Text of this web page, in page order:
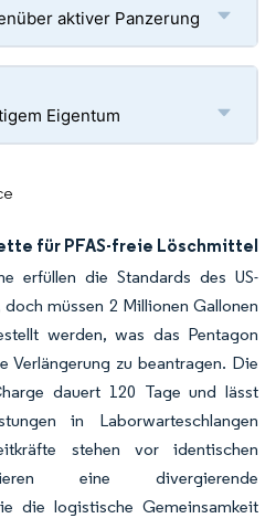
aktiver Panzerung
Eigentum
für PFAS-freie Löschmittel
erfüllen die Standards des US-
müssen 2 Millionen Gallonen
werden, was das Pentagon
Verlängerung zu beantragen. Die
dauert 120 Tage und lässt
in Laborwarteschlangen
stehen vor identischen
eine divergierende
die logistische Gemeinsamkeit